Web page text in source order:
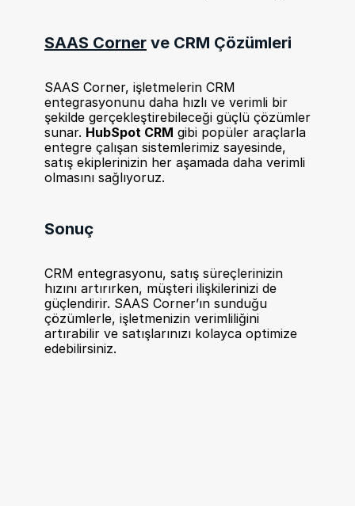
SAAS Corner ve CRM Çözümleri
SAAS Corner, işletmelerin CRM
entegrasyonunu daha hızlı ve verimli bir
şekilde gerçekleştirebileceği güçlü çözümler
sunar. HubSpot CRM gibi popüler araçlarla
entegre çalışan sistemlerimiz sayesinde,
satış ekiplerinizin her aşamada daha verimli
olmasını sağlıyoruz.
Sonuç
CRM entegrasyonu, satış süreçlerinizin
hızını artırırken, müşteri ilişkilerinizi de
güçlendirir. SAAS Corner’ın sunduğu
çözümlerle, işletmenizin verimliliğini
artırabilir ve satışlarınızı kolayca optimize
edebilirsiniz.